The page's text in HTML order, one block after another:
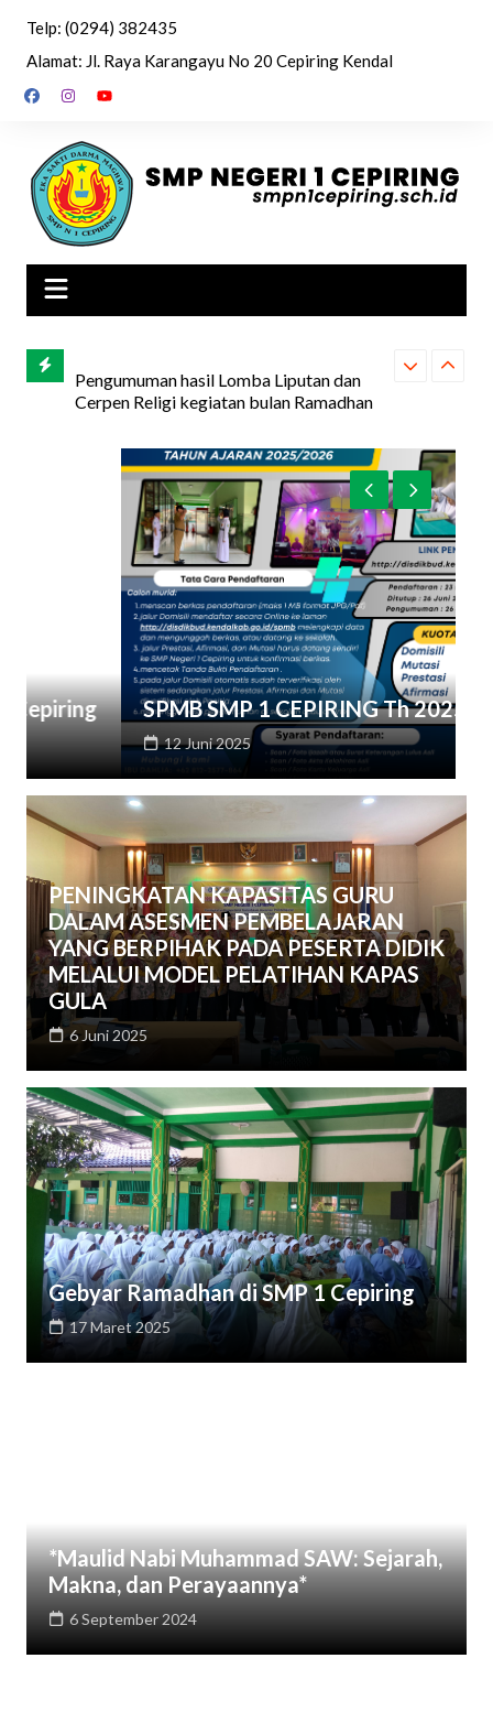
content
Telp: (0294) 382435
Alamat: Jl. Raya Karangayu No 20 Cepiring Kendal
Cerpen Religi kegiatan bulan Ramadhan
tahun 2026/1447 H
SPMB SMP
SPMB SMP 1 CEPIRING Th 2025
12 Juni 2025
PENINGKATAN KAPASITAS GURU
DALAM ASESMEN PEMBELAJARAN
YANG BERPIHAK PADA PESERTA DIDIK
MELALUI MODEL PELATIHAN KAPAS
GULA
6 Juni 2025
Gebyar Ramadhan di SMP 1 Cepiring
17 Maret 2025
*Maulid Nabi Muhammad SAW: Sejarah,
Makna, dan Perayaannya*
6 September 2024